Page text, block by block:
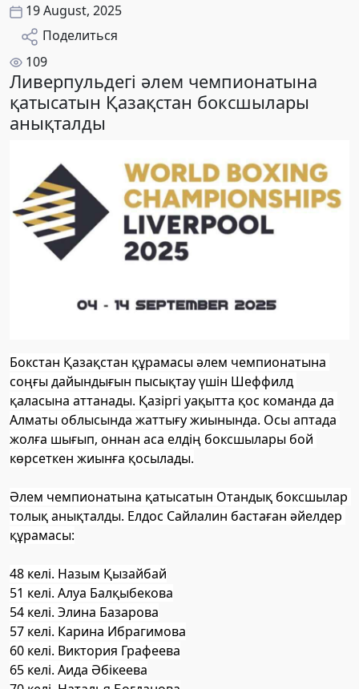
19 August, 2025
Поделиться
109
Ливерпульдегі әлем чемпионатына
қатысатын Қазақстан боксшылары
анықталды
Бокстан Қазақстан құрамасы әлем чемпионатына
соңғы дайындығын пысықтау үшін Шеффилд
қаласына аттанады. Қазіргі уақытта қос команда да
Алматы облысында жаттығу жиынында. Осы аптада
жолға шығып, оннан аса елдің боксшылары бой
көрсеткен жиынға қосылады.
Әлем чемпионатына қатысатын Отандық боксшылар
толық анықталды. Елдос Сайлалин бастаған әйелдер
құрамасы:
48 келі. Назым Қызайбай
51 келі. Алуа Балқыбекова
54 келі. Элина Базарова
57 келі. Карина Ибрагимова
60 келі. Виктория Графеева
65 келі. Аида Әбікеева